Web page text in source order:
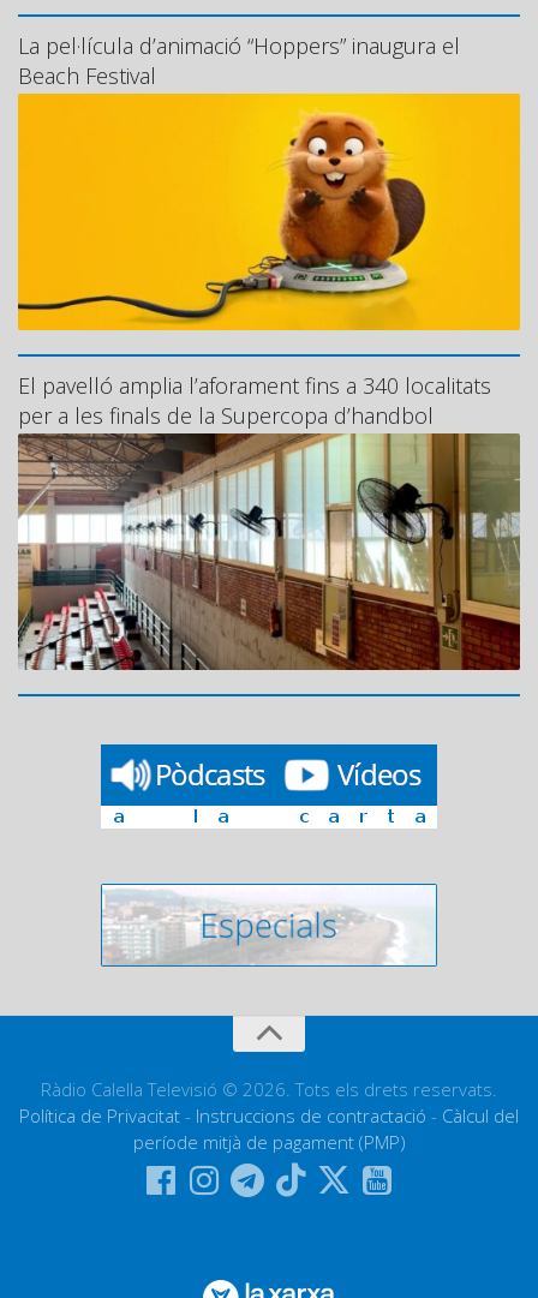
La pel·lícula d’animació “Hoppers” inaugura el
Beach Festival
El pavelló amplia l’aforament fins a 340 localitats
per a les finals de la Supercopa d’handbol
Ràdio Calella Televisió © 2026. Tots els drets reservats.
Política de Privacitat - Instruccions de contractació - Càlcul del
període mitjà de pagament (PMP)